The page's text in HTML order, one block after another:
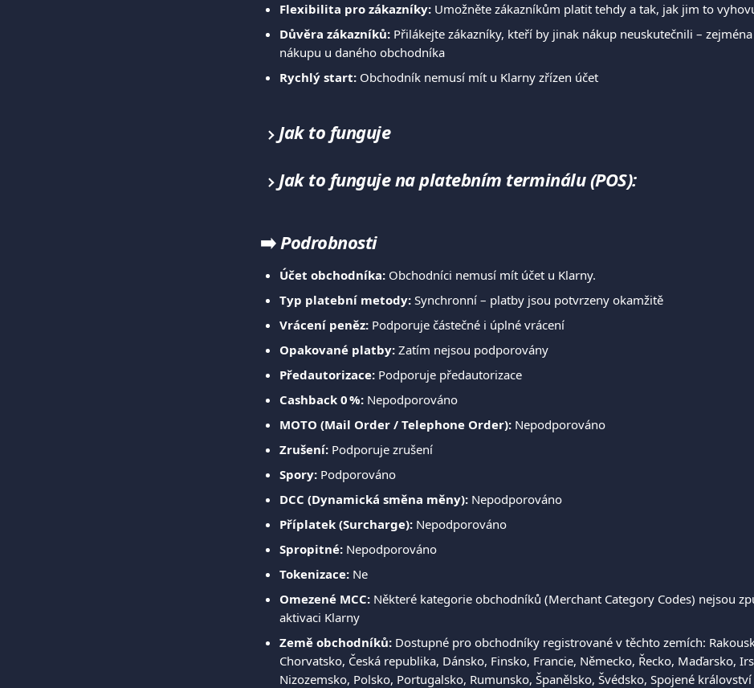
Flexibilita pro zákazníky: Umožněte zákazníkům platit tehdy a tak, jak jim to
Důvěra zákazníků: Přilákejte zákazníky, kteří by jinak nákup neuskutečnili –
nákupu u daného obchodníka
Rychlý start: Obchodník nemusí mít u Klarny zřízen účet
Jak to funguje
Jak to funguje na platebním terminálu (POS):
➡️ Podrobnosti
Účet obchodníka: Obchodníci nemusí mít účet u Klarny.
Typ platební metody: Synchronní – platby jsou potvrzeny okamžitě
Vrácení peněz: Podporuje částečné i úplné vrácení
Opakované platby: Zatím nejsou podporovány
Předautorizace: Podporuje předautorizace
Cashback 0 %: Nepodporováno
MOTO (Mail Order / Telephone Order): Nepodporováno
Zrušení: Podporuje zrušení
Spory: Podporováno
DCC (Dynamická směna měny): Nepodporováno
Příplatek (Surcharge): Nepodporováno
Spropitné: Nepodporováno
Tokenizace: Ne
Omezené MCC: Některé kategorie obchodníků (Merchant Category Codes) nejsou
aktivaci Klarny
Země obchodníků: Dostupné pro obchodníky registrované v těchto zemích:
Chorvatsko, Česká republika, Dánsko, Finsko, Francie, Německo, Řecko, Maďarsko,
Nizozemsko, Polsko, Portugalsko, Rumunsko, Španělsko, Švédsko, Spojené